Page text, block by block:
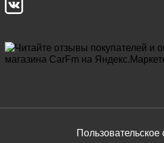
Пользовательское